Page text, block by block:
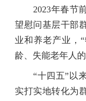
2023年春节前
望慰问基层干部
业和养老产业，
龄、失能老年人的
“十四五”以来
实打实地转化为